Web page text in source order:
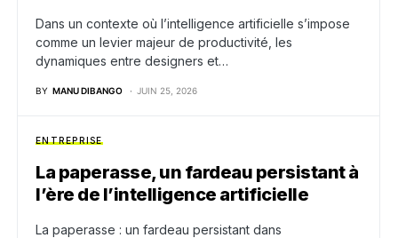
Dans un contexte où l’intelligence artificielle s’impose
comme un levier majeur de productivité, les
dynamiques entre designers et…
BY MANU DIBANGO JUIN 25, 2026
ENTREPRISE
La paperasse, un fardeau persistant à
l’ère de l’intelligence artificielle
La paperasse : un fardeau persistant dans